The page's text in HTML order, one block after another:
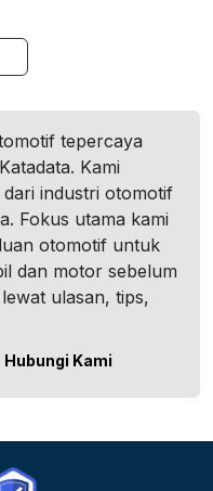
tepercaya
Kami
industri otomotif
Fokus utama kami
otomotif untuk
dan motor sebelum
ulasan, tips,
Hubungi Kami